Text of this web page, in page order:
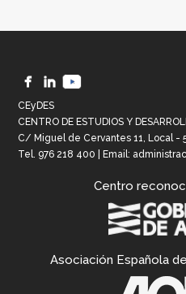
CEyDES
CENTRO DE ESTUDIOS Y
C/ Miguel de Cervantes 11, Local -
Tel. 976 218 400 | Email:
Centro
Asociación Española